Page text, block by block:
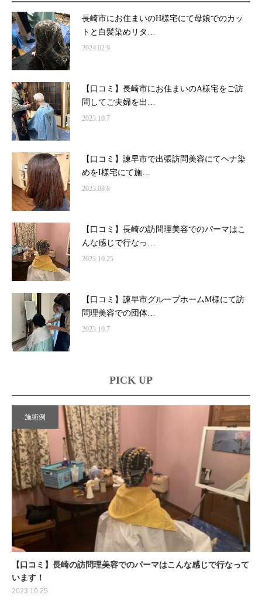
長崎市にお住まいのH様宅にて母娘でのカッ
トと白髪染めリタ…
2024.02.9
【口コミ】長崎市にお住まいのA様宅をご訪
問してご夫婦を出…
2023.10.7
【口コミ】諫早市で出張訪問美容にてヘナ染
めをI様宅にて施…
2023.08.8
【口コミ】長崎の訪問理美容でのパーマはこ
んな感じで行なっ…
2023.10.25
【口コミ】諫早市グループホームM様にて訪
問理美容での団体…
2023.10.7
PICK UP
施術例
【口コミ】長崎の訪問理美容でのパーマはこんな感じで行なって
います！
2023.10.25